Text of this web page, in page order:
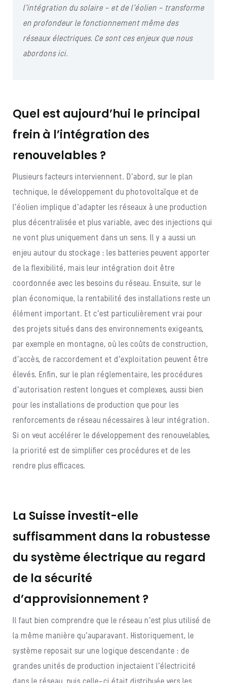
l’intégration du solaire – et de l’éolien – transforme
en profondeur le fonctionnement même des
réseaux électriques. Ce sont ces enjeux que nous
abordons ici.
Quel est aujourd’hui le principal
frein à l’intégration des
renouvelables ?
Plusieurs facteurs interviennent. D’abord, sur le plan
technique, le développement du photovoltaïque et de
l’éolien implique d’adapter les réseaux à une production
plus décentralisée et plus variable, avec des injections qui
ne vont plus uniquement dans un sens. Il y a aussi un
enjeu autour du stockage : les batteries peuvent apporter
de la flexibilité, mais leur intégration doit être
coordonnée avec les besoins du réseau. Ensuite, sur le
plan économique, la rentabilité des installations reste un
élément important. Et c’est particulièrement vrai pour
des projets situés dans des environnements exigeants,
par exemple en montagne, où les coûts de construction,
d’accès, de raccordement et d’exploitation peuvent être
élevés. Enfin, sur le plan réglementaire, les procédures
d’autorisation restent longues et complexes, aussi bien
pour les installations de production que pour les
renforcements de réseau nécessaires à leur intégration.
Si on veut accélérer le développement des renouvelables,
la priorité est de simplifier ces procédures et de les
rendre plus efficaces.
La Suisse investit-elle
suffisamment dans la robustesse
du système électrique au regard
de la sécurité
d’approvisionnement ?
Il faut bien comprendre que le réseau n’est plus utilisé de
la même manière qu’auparavant. Historiquement, le
système reposait sur une logique descendante : de
grandes unités de production injectaient l’électricité